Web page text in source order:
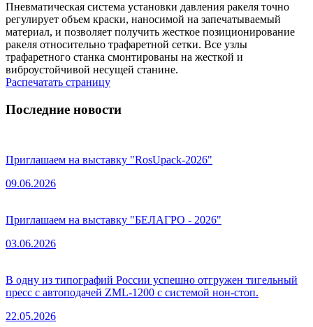
Пневматическая система установки давления ракеля точно
регулирует объем краски, наносимой на запечатываемый
материал, и позволяет получить жесткое позиционирование
ракеля относительно трафаретной сетки. Все узлы
трафаретного станка смонтированы на жесткой и
виброустойчивой несущей станине.
Распечатать страницу
Последние новости
Приглашаем на выставку "RosUpack-2026"
09.06.2026
Приглашаем на выставку "БЕЛАГРО - 2026"
03.06.2026
В одну из типографий России успешно отгружен тигельный
пресс с автоподачей ZML-1200 с системой нон-стоп.
22.05.2026